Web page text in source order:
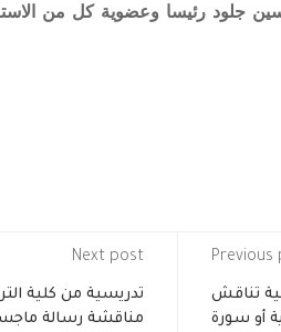
جلود رئيسا وعضوية كل من
Previous
تناقش
أو سورة
Next post
تدريسية من كلية
مناقشة رسالة